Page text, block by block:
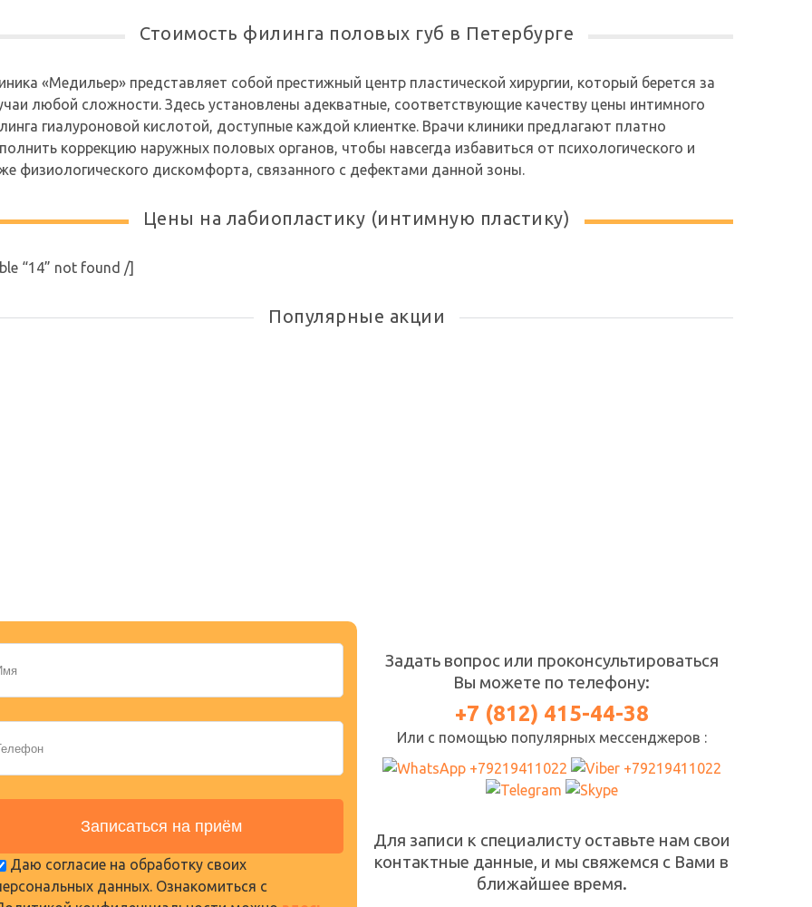
Стоимость филинга половых губ в Петербурге
«Медильер» представляет собой престижный центр пластической хирургии, который берется за
любой сложности. Здесь установлены адекватные, соответствующие качеству цены интимного
гиалуроновой кислотой, доступные каждой клиентке. Врачи клиники предлагают платно
коррекцию наружных половых органов, чтобы навсегда избавиться от психологического и
физиологического дискомфорта, связанного с дефектами данной зоны.
Цены на лабиопластику (интимную пластику)
“14” not found /]
Популярные акции
Даю согласие на обработку своих
данных. Ознакомиться с
Задать вопрос или проконсультироваться
Вы можете по телефону:
+7 (812) 415-44-38
Или с помощью популярных мессенджеров :
Для записи к специалисту оставьте нам свои
контактные данные, и мы свяжемся с Вами в
ближайшее время.